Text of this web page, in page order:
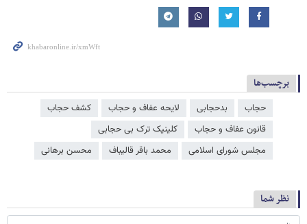
برچسب‌ها
حجاب بدحجابی لایحه عفاف و حجاب
کشف حجاب
قانون عفاف و حجاب
کلینیک ترک بی حجابی
مجلس شورای اسلامی
محمد باقر قالیباف محسن برهانی
نظر شما